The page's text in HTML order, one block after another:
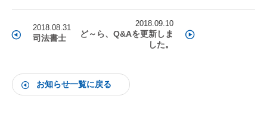
2018.08.31
司法書士
2018.09.10
ど～ら、Q&Aを更新しま
した。
お知らせ一覧に戻る